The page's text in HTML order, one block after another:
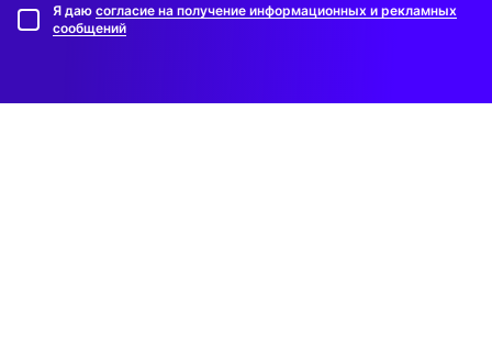
Я даю согласие на получение информационных и рекламных
сообщений